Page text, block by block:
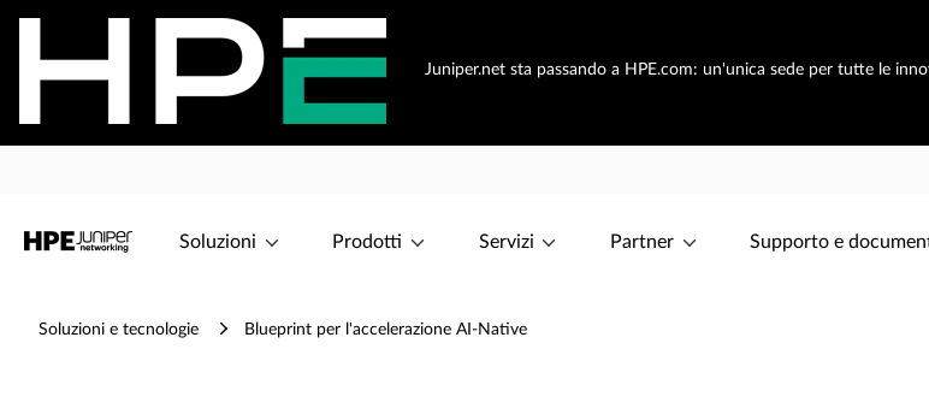
Juniper.net sta passando a HPE.com: un'unica sede per tutte le
Soluzioni Prodotti Servizi Partner Supporto e
Soluzioni e tecnologie Blueprint per l'accelerazione AI-Native